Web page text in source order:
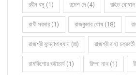
রবীন বসু (1) রমেশ দে (4) রহিত
রাখী সরদার (1) রাজকুমার ঘোষ (18)
রাজশ্রী বন্দ্যোপাধ্যায় (8) রাজশ্রী রাহা
রামকিশোর ভট্টাচার্য (1) রিম্পা নাথ (1)